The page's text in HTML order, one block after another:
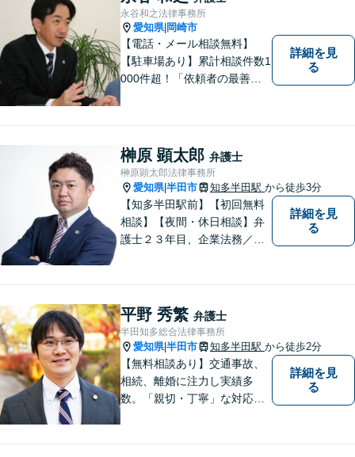
ル、まずはご相談ください。
永谷和之法律事務所
愛知県| 岡崎市
【電話・メール相談無料】
【駐車場あり】累計相談件数1
000件超！「依頼者の最善の
トな解決を考え抜きます。お
気軽にご相談ください！【完
全個室対応】
詳細を見
る
榊原 顕太郎 弁護士
榊原顕太郎法律事務所
愛知県|半田市 知多半田駅 から徒歩3分
【知多半田駅前】【初回無料
相談】【夜間・休日相談】弁
護士２３年目、企業法務／交
護士が、事業経営を強力サポ
ートいたします！【ネット予
約可】【駐車場あり】【見積
無料】
詳細を見
る
平野 秀繁 弁護士
半田知多総合法律事務所
愛知県|半田市 知多半田駅 から徒歩2分
【無料相談あり】交通事故、
相続、離婚に注力し実績多
数。「親切・丁寧」な対応
詳細を見
る